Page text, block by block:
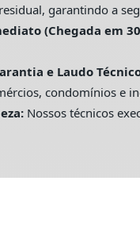
garantindo a
(Chegada em
e Laudo
condomínios e
Nossos técnicos